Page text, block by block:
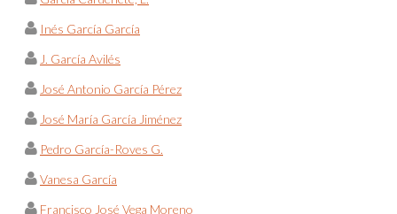
Inés García García
J. García Avilés
José Antonio García Pérez
José María García Jiménez
Pedro García-Roves G.
Vanesa García
Francisco José Vega Moreno